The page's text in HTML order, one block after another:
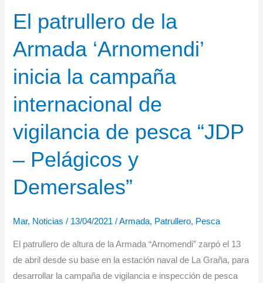
El patrullero de la
Armada ‘Arnomendi’
inicia la campaña
internacional de
vigilancia de pesca “JDP
– Pelágicos y
Demersales”
Mar, Noticias / 13/04/2021/Armada, Patrullero, Pesca
El patrullero de altura de la Armada “Arnomendi” zarpó el 13
de abril desde su base en la estación naval de La Graña, para
desarrollar la campaña de vigilancia e inspección de pesca